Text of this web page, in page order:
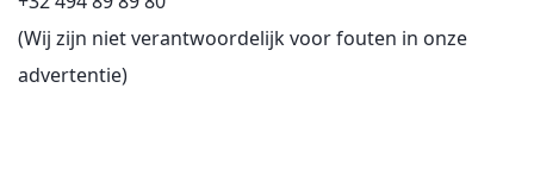
(Wij zijn niet verantwoordelijk voor fouten in onze
advertentie)